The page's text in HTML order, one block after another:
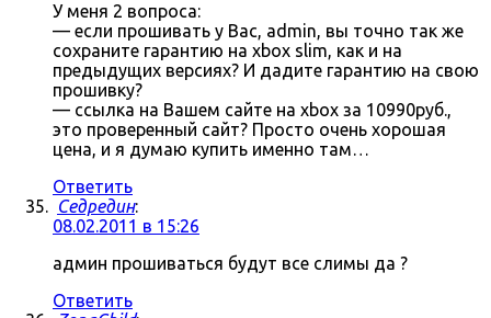
У меня 2 вопроса:
— если прошивать у Вас, admin, вы точно так же
сохраните гарантию на xbox slim, как и на
предыдущих версиях? И дадите гарантию на свою
прошивку?
— ссылка на Вашем сайте на xbox за 10990руб.,
это проверенный сайт? Просто очень хорошая
цена, и я думаю купить именно там…
Ответить
Седредин:
08.02.2011 в 15:26
админ прошиваться будут все слимы да ?
Ответить